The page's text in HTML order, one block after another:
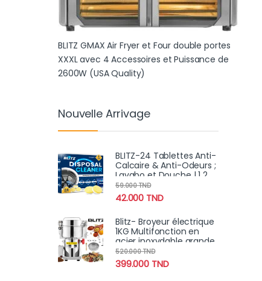
BLITZ GMAX Air Fryer et Four double portes
XXXL avec 4 Accessoires et Puissance de
2600W (USA Quality)
Nouvelle Arrivage
BLITZ-24 Tablettes Anti-
Calcaire & Anti-Odeurs ;
Lavabo et Douche | 1 2
Mois
42.000 TND
59.000TND
Blitz- Broyeur électrique
1KG Multifonction en
acier inoxydable grande
vitesse 3000W moteur
en cuivre
399.000 TND
520.000TND